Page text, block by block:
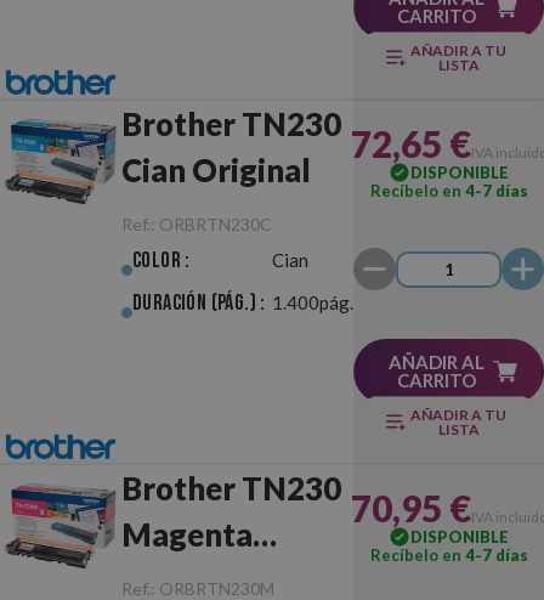
CARRITO
AÑADIR A TU
LISTA
Brother TN230
Cian Original
Ref.: ORBRTN230C
Color : Cian
Duración (pág.) : 1.400pág.
72,65 €IVA
DISPONIBLE
Recíbelo en 4-7 días
AÑADIR AL
CARRITO
AÑADIR A TU
LISTA
Brother TN230
Magenta
Original
Ref.: ORBRTN230M
70,95 €IVA
DISPONIBLE
Recíbelo en 4-7 días